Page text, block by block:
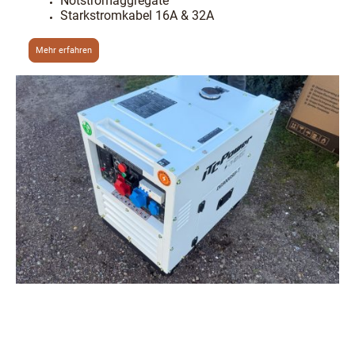
Starkstromkabel 16A & 32A
Mehr erfahren